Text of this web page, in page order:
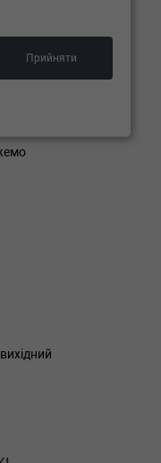
або Вам потрібна
Прийняти